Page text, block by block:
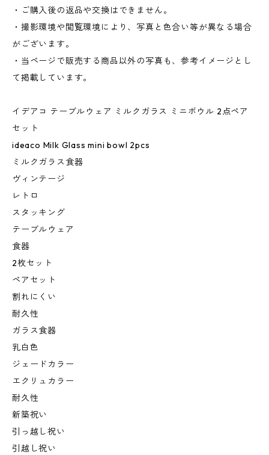
・ご購入後の返品や交換はできません。
・撮影環境や閲覧環境により、写真と色合い等が異なる場合
がございます。
・当ページで販売する商品以外の写真も、参考イメージとし
て掲載しています。
イデアコ テーブルウェア ミルクガラス ミニボウル 2点ペア
セット
ideaco Milk Glass mini bowl 2pcs
ミルクガラス食器
ヴィンテージ
レトロ
スタッキング
テーブルウェア
食器
2枚セット
ペアセット
割れにくい
耐久性
ガラス食器
乳白色
ジェードカラー
エクリュカラー
耐久性
新築祝い
引っ越し祝い
引越し祝い